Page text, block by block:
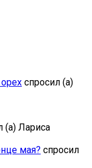
спросил (а)
(а) Лариса
мая? спросил